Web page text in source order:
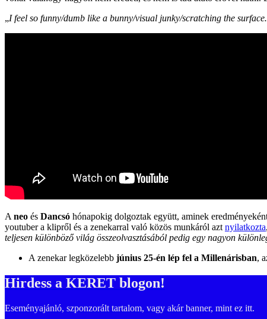
„I feel so funny/dumb like a bunny/visual junky/scratching the
A neo és Dancsó hónapokig dolgoztak együtt, aminek
youtuber a klipről és a zenekarral való közös munkáról azt nyilatkozta
teljesen különböző világ összeolvasztásából pedig egy nagyon
A zenekar legközelebb június 25-én lép fel a Millenárisban,
Hirdess a KERET blogon!
Eseményajánló, szponzorált tartalom, vagy akár banner, mint ez itt.